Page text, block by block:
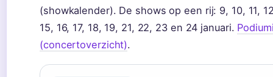
(showkalender). De shows op een rij: 9, 10, 11,
15, 16, 17, 18, 19, 21, 22, 23 en 24 januari.
(concertoverzicht).